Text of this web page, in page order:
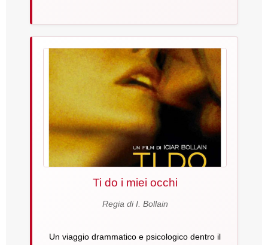
Ti do i miei occhi
Regia di I. Bollain
Un viaggio drammatico e psicologico dentro il